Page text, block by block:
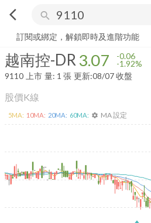
arrow_back_ios search
越南控-DR 3.07 -1.92%
訂閱或綁定，解鎖即時及進階功能
越南控-DR 3.07 -0.06
-1.92%
9110 上市 量: 1 張 更新:08/07 收盤
股價K線
5MA: 10MA: 20MA: 60MA: settings MA 設定